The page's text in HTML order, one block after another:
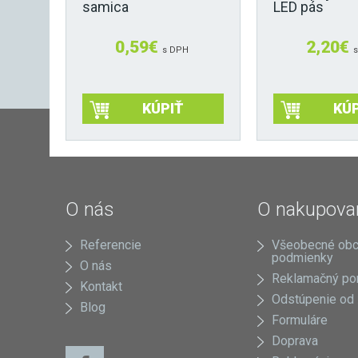
samica
0,59€ s DPH
KÚPIŤ
LED pás
2,20€
variantov.
Možnosti
môžete
vybrať
na
stránke
produktu.
O nás
Referencie
O nás
Kontakt
Blog
O
Všeobecné
podmienky
Reklamačný
Odstúpenie od
Formuláre
Doprava